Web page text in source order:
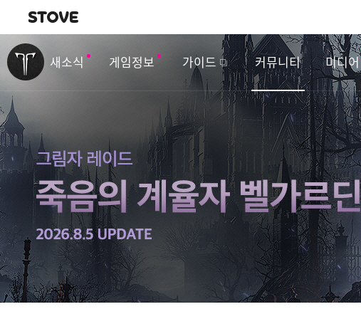
내비게이션
새소식 게임정보 가이드 커뮤니티 미디어
벤
트
&
업
데
이
트